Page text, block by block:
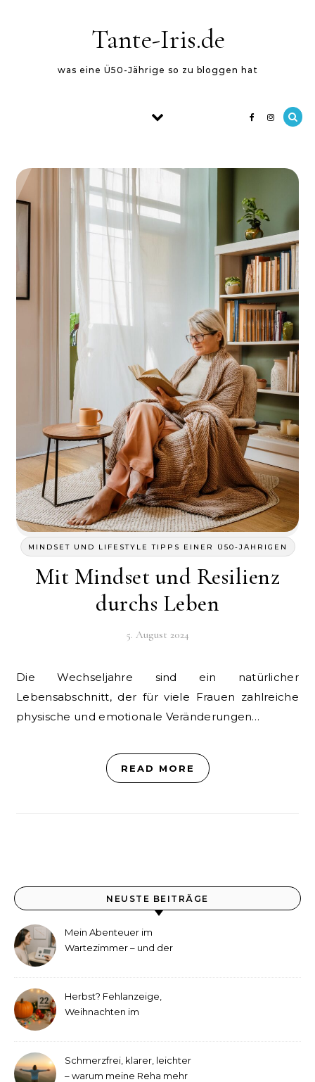
Tante-Iris.de
was eine Ü50-Jährige so zu bloggen hat
MINDSET UND LIFESTYLE TIPPS EINER Ü50-JÄHRIGEN
Mit Mindset und Resilienz
durchs Leben
5. August 2024
Die Wechseljahre sind ein natürlicher
Lebensabschnitt, der für viele Frauen zahlreiche
physische und emotionale Veränderungen…
READ MORE
NEUSTE BEITRÄGE
Mein Abenteuer im
Wartezimmer – und der
Herbst? Fehlanzeige,
Weihnachten im
Schmerzfrei, klarer, leichter
– warum meine Reha mehr